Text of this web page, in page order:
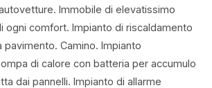
Immobile di elevatissimo
ogni comfort. Impianto di riscaldamento
pavimento. Camino. Impianto
di calore con batteria per accumulo
dai pannelli. Impianto di allarme